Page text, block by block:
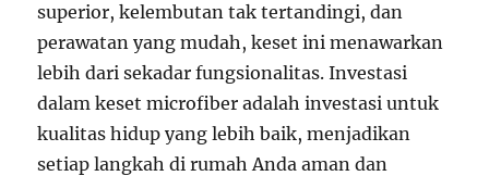
superior, kelembutan tak tertandingi, dan
perawatan yang mudah, keset ini menawarkan
lebih dari sekadar fungsionalitas. Investasi
dalam keset microfiber adalah investasi untuk
kualitas hidup yang lebih baik, menjadikan
setiap langkah di rumah Anda aman dan